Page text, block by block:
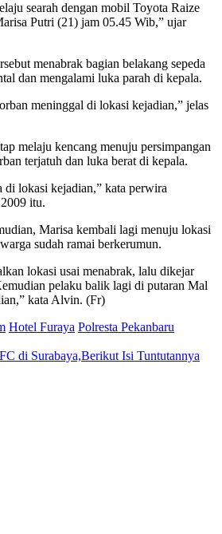
searah dengan mobil Toyota Raize
Putri (21) jam 05.45 Wib,” ujar
menabrak bagian belakang sepeda
dan mengalami luka parah di kepala.
meninggal di lokasi kejadian,” jelas
melaju kencang menuju persimpangan
terjatuh dan luka berat di kepala.
lokasi kejadian,” kata perwira
itu.
Marisa kembali lagi menuju lokasi
sudah ramai berkerumun.
lokasi usai menabrak, lalu dikejar
pelaku balik lagi di putaran Mal
kata Alvin. (Fr)
Hotel Furaya Polresta Pekanbaru
di Surabaya,Berikut Isi Tuntutannya